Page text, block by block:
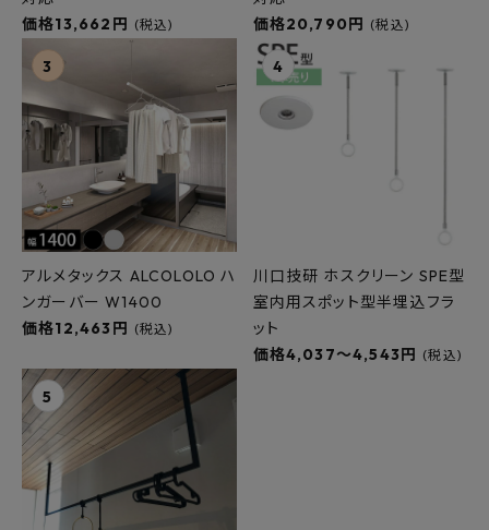
価格13,662円 (税込)
価格20,790円 (税込)
アルメタックス ALCOLOLO ハ
ンガーバー W1400
価格12,463円 (税込)
川口技研 ホスクリーン SPE型
室内用スポット型半埋込フラ
ット
価格4,037～4,543円 (税込)